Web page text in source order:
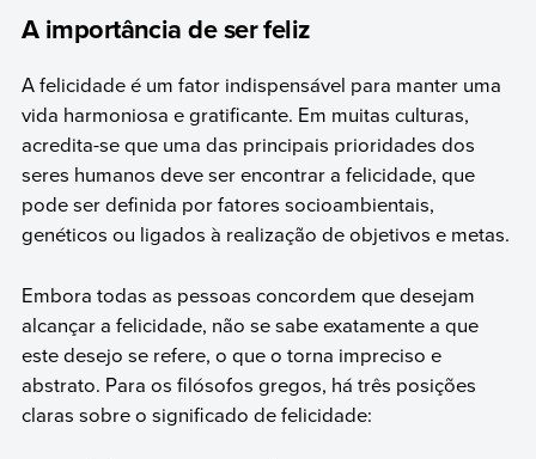
A importância de ser feliz
A felicidade é um fator indispensável para manter uma
vida harmoniosa e gratificante. Em muitas culturas,
acredita-se que uma das principais prioridades dos
seres humanos deve ser encontrar a felicidade, que
pode ser definida por fatores socioambientais,
genéticos ou ligados à realização de objetivos e metas.
Embora todas as pessoas concordem que desejam
alcançar a felicidade, não se sabe exatamente a que
este desejo se refere, o que o torna impreciso e
abstrato. Para os filósofos gregos, há três posições
claras sobre o significado de felicidade: